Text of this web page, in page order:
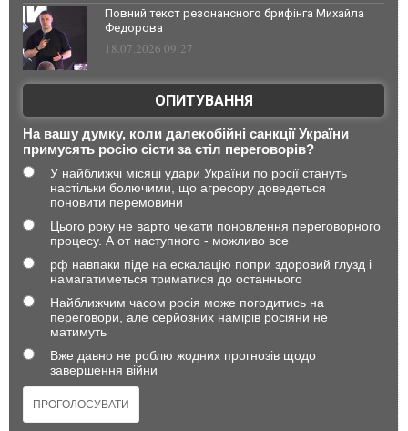
Повний текст резонансного брифінга Михайла
Федорова
18.07.2026 09:27
ОПИТУВАННЯ
На вашу думку, коли далекобійні санкції України
примусять росію сісти за стіл переговорів?
У найближчі місяці удари України по росії стануть
настільки болючими, що агресору доведеться
поновити перемовини
Цього року не варто чекати поновлення переговорного
процесу. А от наступного - можливо все
рф навпаки піде на ескалацію попри здоровий глузд і
намагатиметься триматися до останнього
Найближчим часом росія може погодитись на
переговори, але серйозних намірів росіяни не
матимуть
Вже давно не роблю жодних прогнозів щодо
завершення війни